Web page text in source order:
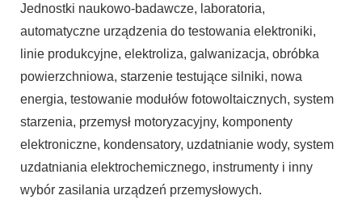
Jednostki naukowo-badawcze, laboratoria,
automatyczne urządzenia do testowania elektroniki,
linie produkcyjne, elektroliza, galwanizacja, obróbka
powierzchniowa, starzenie testujące silniki, nowa
energia, testowanie modułów fotowoltaicznych, system
starzenia, przemysł motoryzacyjny, komponenty
elektroniczne, kondensatory, uzdatnianie wody, system
uzdatniania elektrochemicznego, instrumenty i inny
wybór zasilania urządzeń przemysłowych.